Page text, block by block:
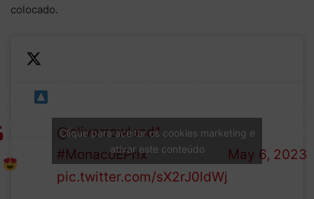
colocado.
Monaco!
@oliverrowland1 !
#MonacoEPrix
pic.twitter.com/sX2rJ0ldWj
May 6, 2023
Clique para aceitar os cookies marketing e
ativar este conteúdo